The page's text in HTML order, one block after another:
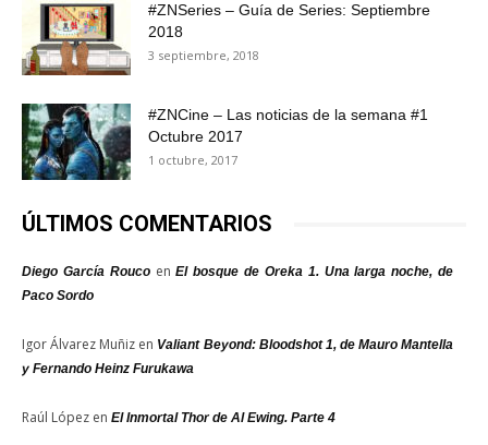
#ZNSeries – Guía de Series: Septiembre
2018
3 septiembre, 2018
#ZNCine – Las noticias de la semana #1
Octubre 2017
1 octubre, 2017
ÚLTIMOS COMENTARIOS
Diego García RoucoenEl bosque de Oreka 1. Una larga noche, de
Paco Sordo
Igor Álvarez Muñiz en Valiant Beyond: Bloodshot 1, de Mauro Mantella
y Fernando Heinz Furukawa
Raúl López en El Inmortal Thor de Al Ewing. Parte 4